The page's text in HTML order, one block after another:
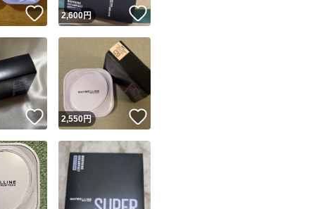
いいね！
2,600円 いいね！
いいね！
2,550円